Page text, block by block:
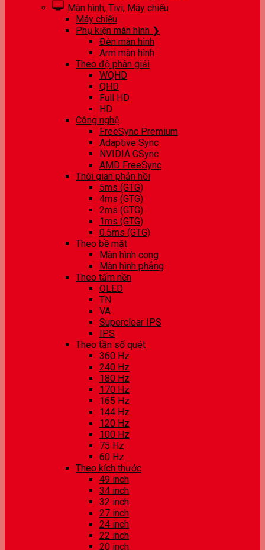
Màn hình, Tivi, Máy chiếu
Máy chiếu
Phụ kiện màn hình ❯
Đèn màn hình
Arm màn hình
Theo độ phân giải
WQHD
QHD
Full HD
HD
Công nghệ
FreeSync Premium
Adaptive Sync
NVIDIA GSync
AMD FreeSync
Thời gian phản hồi
5ms (GTG)
4ms (GTG)
2ms (GTG)
1ms (GTG)
0.5ms (GTG)
Theo bề mặt
Màn hình cong
Màn hình phẳng
Theo tấm nền
OLED
TN
VA
Superclear IPS
IPS
Theo tần số quét
360 Hz
240 Hz
180 Hz
170 Hz
165 Hz
144 Hz
120 Hz
100 Hz
75 Hz
60 Hz
Theo kích thước
49 inch
34 inch
32 inch
27 inch
24 inch
22 inch
20 inch